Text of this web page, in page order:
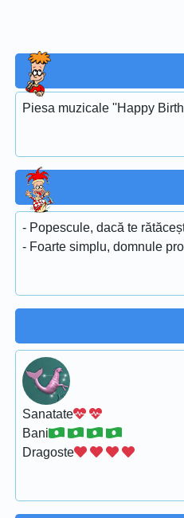
Piesa muzicale ''Happy
- Popescule, dacă te
- Foarte simplu, domnule
Sanatate
Bani
Dragoste